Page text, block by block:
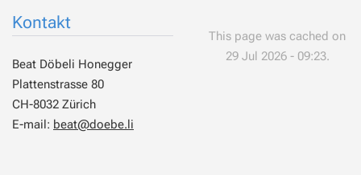
Kontakt
Beat Döbeli Honegger
Plattenstrasse 80
CH-8032 Zürich
E-mail: beat@doebe.li
This page was cached on
29 Jul 2026 - 09:23.